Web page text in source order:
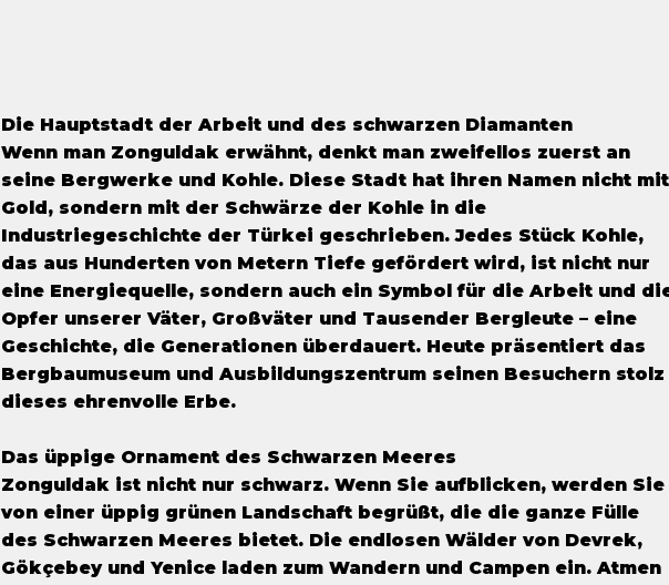
Die Hauptstadt der Arbeit und des schwarzen Diamanten
Wenn man Zonguldak erwähnt, denkt man zweifellos zuerst an
seine Bergwerke und Kohle. Diese Stadt hat ihren Namen nicht mit
Gold, sondern mit der Schwärze der Kohle in die
Industriegeschichte der Türkei geschrieben. Jedes Stück Kohle,
das aus Hunderten von Metern Tiefe gefördert wird, ist nicht nur
eine Energiequelle, sondern auch ein Symbol für die Arbeit und
Opfer unserer Väter, Großväter und Tausender Bergleute – eine
Geschichte, die Generationen überdauert. Heute präsentiert das
Bergbaumuseum und Ausbildungszentrum seinen Besuchern stolz
dieses ehrenvolle Erbe.
Das üppige Ornament des Schwarzen Meeres
Zonguldak ist nicht nur schwarz. Wenn Sie aufblicken, werden Sie
von einer üppig grünen Landschaft begrüßt, die die ganze Fülle
des Schwarzen Meeres bietet. Die endlosen Wälder von Devrek,
Gökçebey und Yenice laden zum Wandern und Campen ein. Atmen